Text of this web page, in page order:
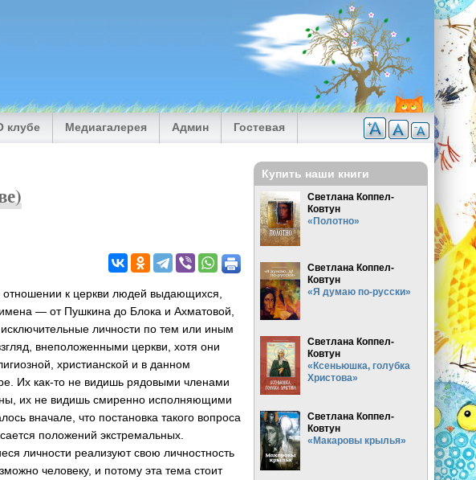
клубе Медиагалерея Админ Гостевая
к церкви людей выдающихся,
— от Пушкина до Блока и Ахматовой,
личности по тем или иным
внеположенными церкви, хотя они
христианской и в данном
Их как-то не видишь рядовыми членами
их не видишь смиренно исполняющими
вначале, что постановка такого вопроса
положений экстремальных.
личности реализуют свою личностность
человеку, и потому эта тема стоит
Купить наши книги
Светлана Коппел-
Ковтун
«Полотно»
Светлана Коппел-
Ковтун
«Я думаю по-русски»
Светлана Коппел-
Ковтун
«Ксеньюшка, голубка
Христова»
Светлана Коппел-
Ковтун
«Макаровы крылья»